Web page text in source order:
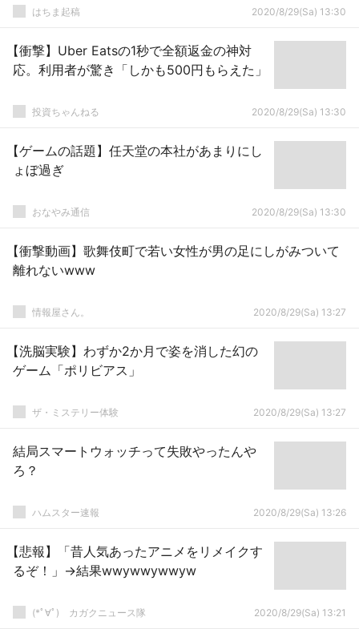
はちま起稿 2020/8/29(Sa) 13:30
【衝撃】Uber Eatsの1秒で全額返金の神対
応。利用者が驚き「しかも500円もらえた」
投資ちゃんねる 2020/8/29(Sa) 13:30
【ゲームの話題】任天堂の本社があまりにし
ょぼ過ぎ
おなやみ通信 2020/8/29(Sa) 13:30
【衝撃動画】歌舞伎町で若い女性が男の足にしがみついて
離れないwww
情報屋さん。 2020/8/29(Sa) 13:27
【洗脳実験】わずか2か月で姿を消した幻の
ゲーム「ポリビアス」
ザ・ミステリー体験 2020/8/29(Sa) 13:27
結局スマートウォッチって失敗やったんや
ろ？
ハムスター速報 2020/8/29(Sa) 13:26
【悲報】「昔人気あったアニメをリメイクす
るぞ！」→結果wwywwywwyw
(*ﾟ∀ﾟ)ゞカガクニュース隊 2020/8/29(Sa) 13:21